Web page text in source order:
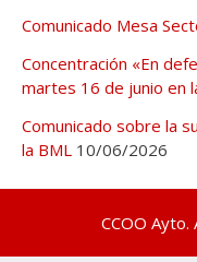
Comunicado Mesa
Concentración «En
martes 16 de junio en
Comunicado sobre la
la BML 10/06/2026
CCOO